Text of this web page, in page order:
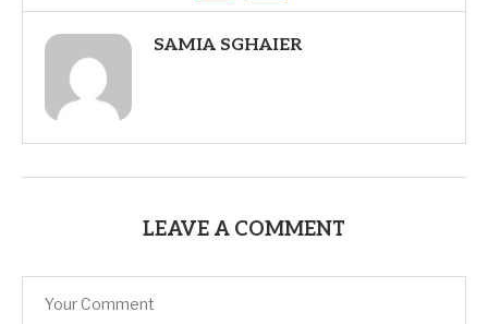
SAMIA SGHAIER
LEAVE A COMMENT